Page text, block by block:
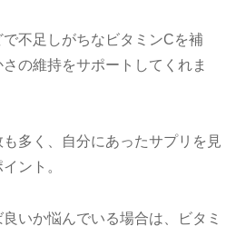
不足しがちなビタミンCを補
の維持をサポートしてくれま
多く、自分にあったサプリを見
ント。
いか悩んでいる場合は、ビタミ